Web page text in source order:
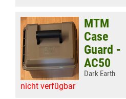
MTM
Case
Guard -
AC50
Dark Earth
nicht verfügbar